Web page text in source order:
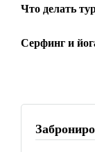
Что делать
Серфинг и